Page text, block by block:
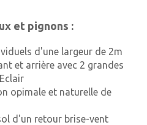
et pignons :
d'une largeur de 2m
et arrière avec 2 grandes
opimale et naturelle de
d'un retour brise-vent